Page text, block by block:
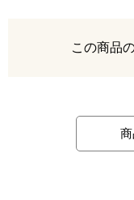
レビュー
この商品